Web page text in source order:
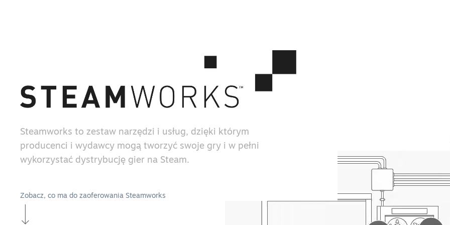
Steamworks to zestaw narzędzi i usług, dzięki którym
producenci i wydawcy mogą tworzyć swoje gry i w pełni
wykorzystać dystrybucję gier na Steam.
Zobacz, co ma do zaoferowania Steamworks